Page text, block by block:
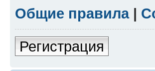
Общие правила|
Регистрация